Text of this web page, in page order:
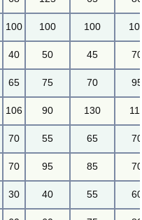
100 100 100
40 50 45 70
65 75 70 95
106 90 130
70 55 65 70
70 95 85 70
30 40 55 60